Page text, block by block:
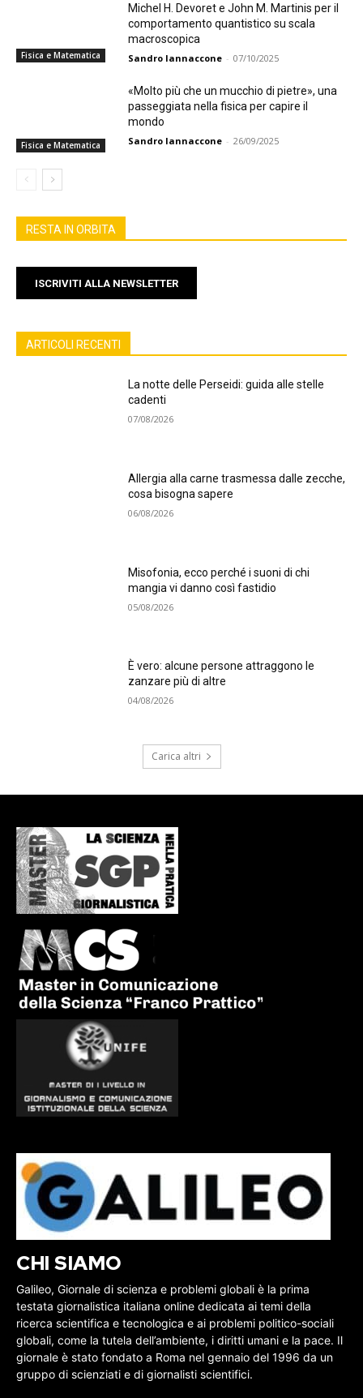
Fisica e Matematica
Michel H. Devoret e John M. Martinis per il
comportamento quantistico su scala
macroscopica
Sandro Iannaccone - 07/10/2025
Fisica e Matematica
«Molto più che un mucchio di pietre», una
passeggiata nella fisica per capire il
mondo
Sandro Iannaccone - 26/09/2025
RESTA IN ORBITA
ISCRIVITI ALLA NEWSLETTER
ARTICOLI RECENTI
La notte delle Perseidi: guida alle stelle
cadenti
07/08/2026
Allergia alla carne trasmessa dalle zecche,
cosa bisogna sapere
06/08/2026
Misofonia, ecco perché i suoni di chi
mangia vi danno così fastidio
05/08/2026
È vero: alcune persone attraggono le
zanzare più di altre
04/08/2026
Carica altri
CHI SIAMO
Galileo, Giornale di scienza e problemi globali è la prima
testata giornalistica italiana online dedicata ai temi della
ricerca scientifica e tecnologica e ai problemi politico-sociali
globali, come la tutela dell’ambiente, i diritti umani e la pace. Il
giornale è stato fondato a Roma nel gennaio del 1996 da un
gruppo di scienziati e di giornalisti scientifici.